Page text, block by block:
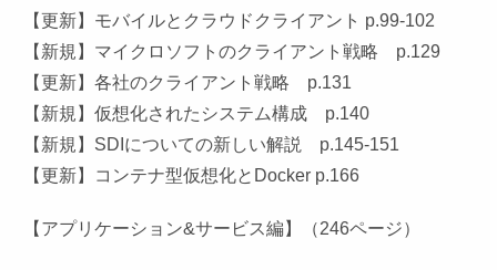
【更新】モバイルとクラウドクライアント p.99-102
【新規】マイクロソフトのクライアント戦略 p.129
【更新】各社のクライアント戦略 p.131
【新規】仮想化されたシステム構成 p.140
【新規】SDIについての新しい解説 p.145-151
【更新】コンテナ型仮想化とDocker p.166
【アプリケーション&サービス編】（246ページ）